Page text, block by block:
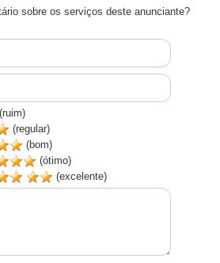
sobre os serviços deste anunciante?
(ruim)
(regular)
(bom)
(ótimo)
(excelente)